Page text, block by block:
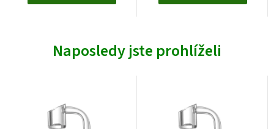
Naposledy jste prohlíželi